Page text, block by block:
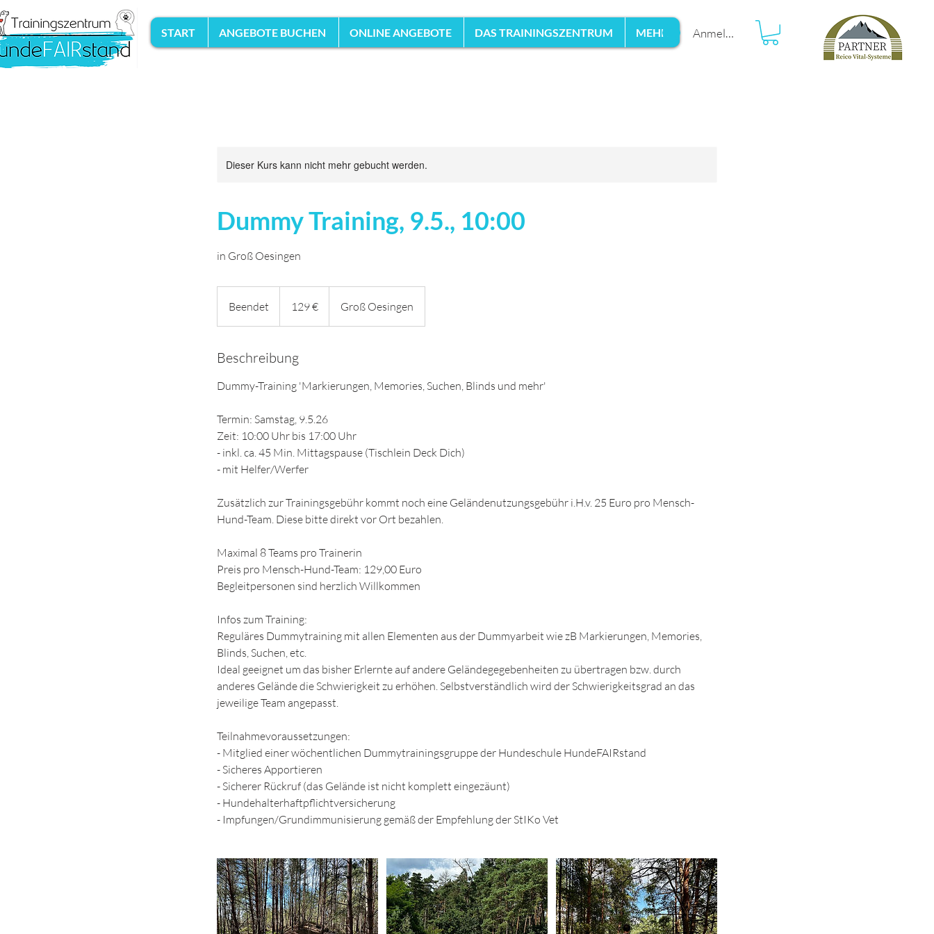
START ANGEBOTE BUCHEN ONLINE ANGEBOTE DAS TRAININGSZENTRUM MEHR Anmelden
Dieser Kurs kann nicht mehr gebucht werden.
Dummy Training, 9.5., 10:00
in Groß Oesingen
Beendet
e
n
e
129 € Groß Oesingen
Beschreibung
Dummy-Training 'Markierungen, Memories, Suchen, Blinds und mehr'
Termin: Samstag, 9.5.26
Zeit: 10:00 Uhr bis 17:00 Uhr
- inkl. ca. 45 Min. Mittagspause (Tischlein Deck Dich)
- mit Helfer/Werfer
Zusätzlich zur Trainingsgebühr kommt noch eine Geländenutzungsgebühr i.H.v. 25 Euro pro Mensch-
Hund-Team. Diese bitte direkt vor Ort bezahlen.
Maximal 8 Teams pro Trainerin
Preis pro Mensch-Hund-Team: 129,00 Euro
Begleitpersonen sind herzlich Willkommen
Infos zum Training:
Reguläres Dummytraining mit allen Elementen aus der Dummyarbeit wie zB Markierungen, Memories,
Blinds, Suchen, etc.
Ideal geeignet um das bisher Erlernte auf andere Geländegegebenheiten zu übertragen bzw. durch
anderes Gelände die Schwierigkeit zu erhöhen. Selbstverständlich wird der Schwierigkeitsgrad an das
jeweilige Team angepasst.
Teilnahmevoraussetzungen:
- Mitglied einer wöchentlichen Dummytrainingsgruppe der Hundeschule HundeFAIRstand
- Sicheres Apportieren
- Sicherer Rückruf (das Gelände ist nicht komplett eingezäunt)
- Hundehalterhaftpflichtversicherung
- Impfungen/Grundimmunisierung gemäß der Empfehlung der StIKo Vet